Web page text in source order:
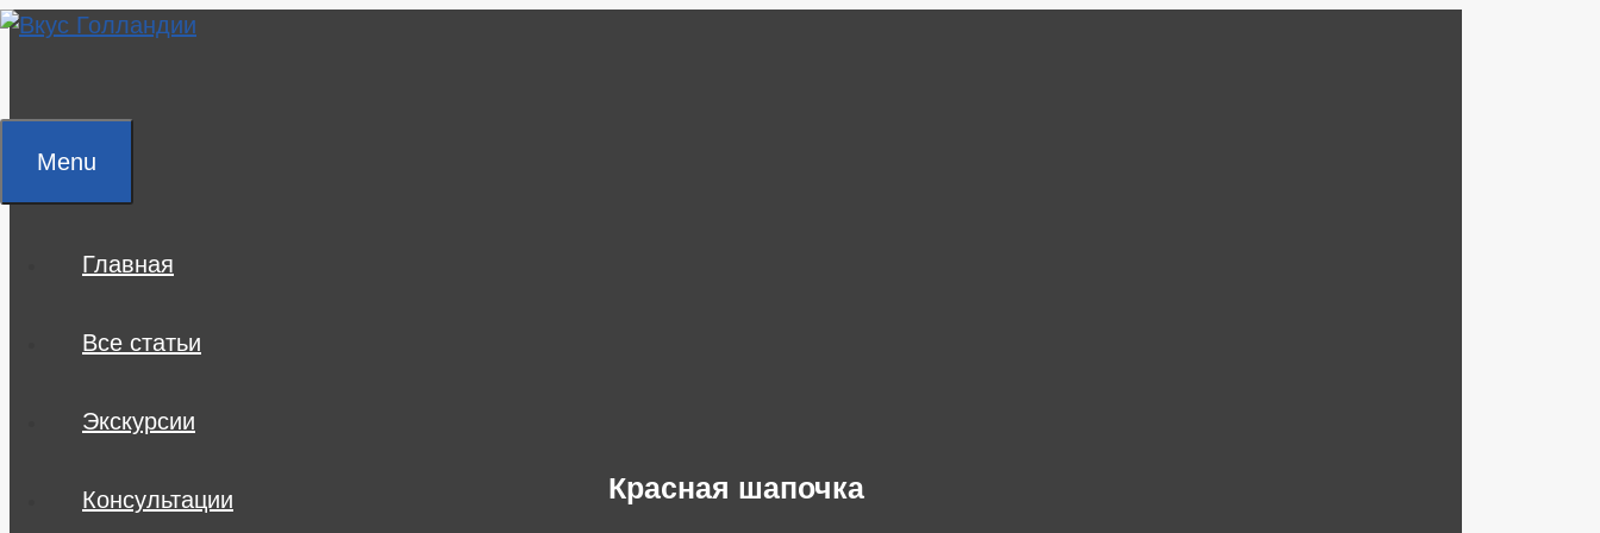
Skip
Menu
Главная
Все статьи
Экскурсии
Консультации Красная шапочка